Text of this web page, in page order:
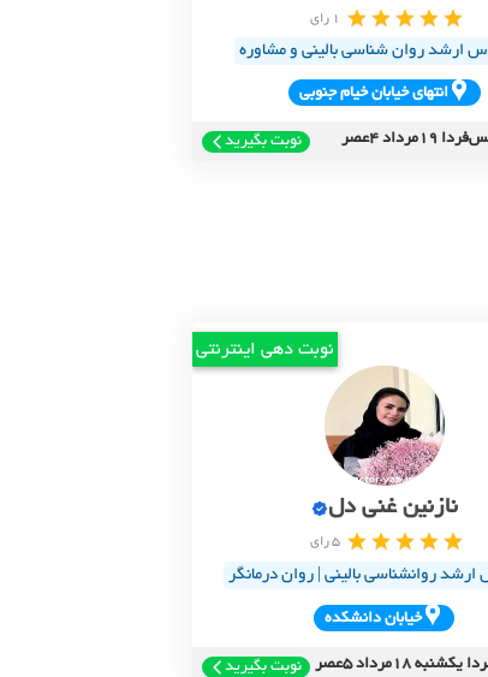
1 رای
ارشد روان شناسی بالینی و مشاوره
انتهاي خيابان خيام جنوبي
19مرداد 4عصر نوبت بگیرید
نوبت دهی اینترنتی
نازنین غنی دل
5 رای
ارشد روانشناسی بالینی | روان درمانگر
خيابان دانشکده
یکشنبه 18مرداد 5عصر نوبت بگیرید